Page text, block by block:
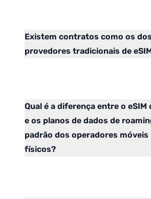
Existem contratos como os
provedores tradicionais de
Qual é a diferença entre o eSIM
e os planos de dados de
padrão dos operadores móveis
físicos?